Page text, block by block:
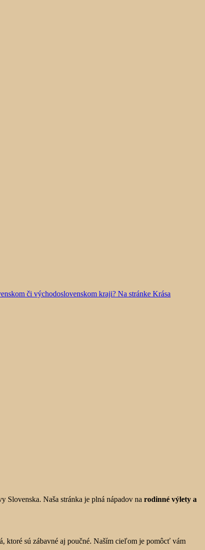
či východoslovenskom kraji? Na stránke Krása
Slovenska. Naša stránka je plná nápadov na rodinné výlety a
ktoré sú zábavné aj poučné. Naším cieľom je pomôcť vám